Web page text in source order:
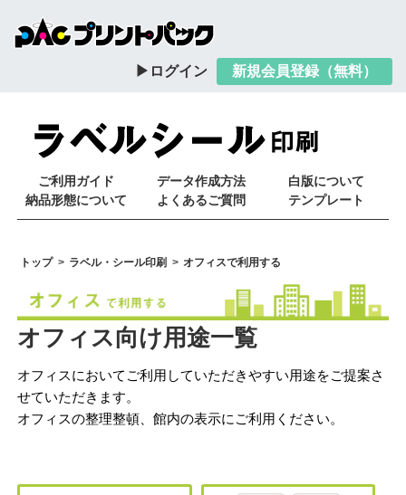
ログイン 新規会員登録（無料）
ご利用ガイド データ作成方法
白版について
納品形態について
よくあるご質問 テンプレート
トップ ラベル・シール印刷 オフィスで利用する
オフィス向け用途一覧
オフィスにおいてご利用していただきやすい用途をご提案さ
せていただきます。
オフィスの整理整頓、館内の表示にご利用ください。